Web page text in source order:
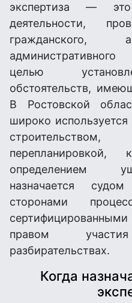
экспертиза —
деятельности,
гражданского,
целью
обстоятельств,
В Ростовской
широко
определением
назначается
сторонами
правом
разбирательствах.
Когда